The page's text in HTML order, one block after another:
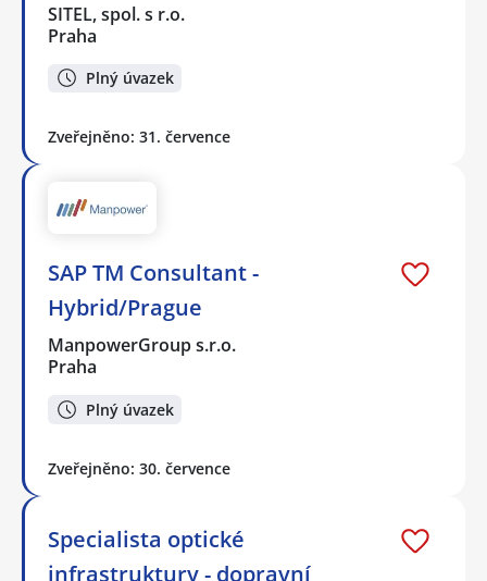
SITEL, spol. s r.o.
Praha
Plný úvazek
Zveřejněno: 31. července
SAP TM Consultant -
Hybrid/Prague
ManpowerGroup s.r.o.
Praha
Plný úvazek
Zveřejněno: 30. července
Specialista optické
infrastruktury - dopravní